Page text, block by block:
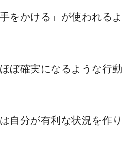
をかける」が使われるよ
ぼ確実になるような行動
自分が有利な状況を作り